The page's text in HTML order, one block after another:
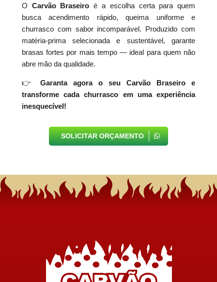
O Carvão Braseiro é a escolha certa para quem
busca acendimento rápido, queima uniforme e
churrasco com sabor incomparável. Produzido com
matéria-prima selecionada e sustentável, garante
brasas fortes por mais tempo — ideal para quem não
abre mão da qualidade.
👉
Garanta agora o seu Carvão Braseiro e
transforme cada churrasco em uma experiência
inesquecível!
SOLICITAR ORÇAMENTO